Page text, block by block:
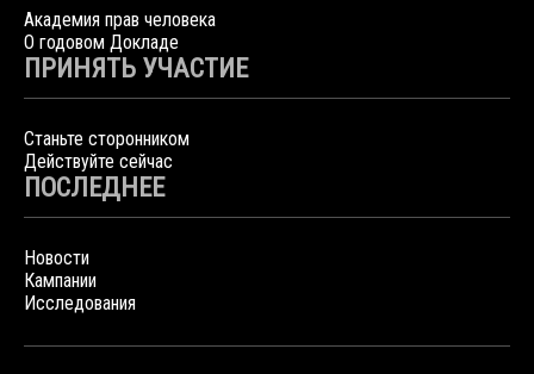
Академия прав человека
О годовом Докладе
ПРИНЯТЬ УЧАСТИЕ
Станьте сторонником
Действуйте сейчас
ПОСЛЕДНЕЕ
Новости
Кампании
Исследования